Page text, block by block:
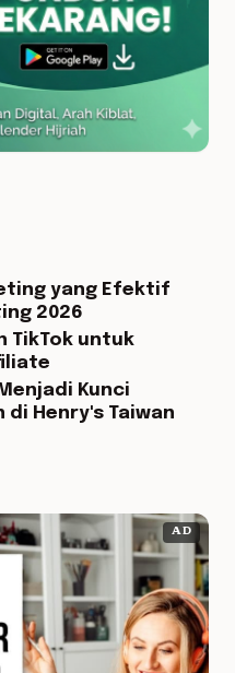
yang Efektif
2026
TikTok untuk
Kunci
di Henry's Taiwan
AD